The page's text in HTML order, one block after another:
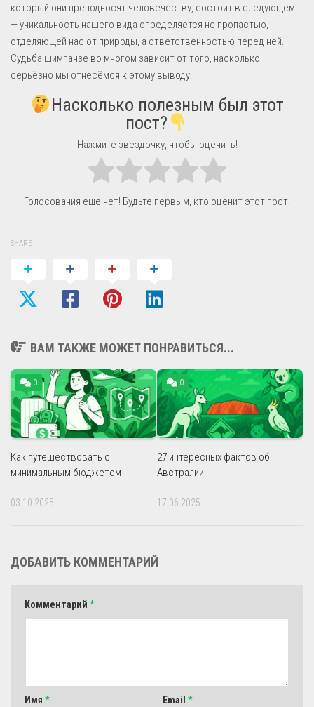
который они преподносят человечеству, состоит в следующем
— уникальность нашего вида определяется не пропастью,
отделяющей нас от природы, а ответственностью перед ней.
Судьба шимпанзе во многом зависит от того, насколько
серьёзно мы отнесёмся к этому выводу.
Насколько полезным был этот
пост?
Нажмите звездочку, чтобы оценить!
Голосования еще нет! Будьте первым, кто оценит этот пост.
SHARE
ВАМ ТАКЖЕ МОЖЕТ ПОНРАВИТЬСЯ...
0
Как путешествовать с
минимальным бюджетом
03.10.2025
0
27 интересных фактов об
Австралии
17.06.2025
ДОБАВИТЬ КОММЕНТАРИЙ
Комментарий *
Имя * Email *